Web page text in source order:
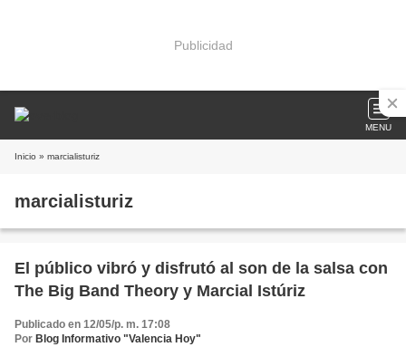
Publicidad
MENU
Inicio » marcialisturiz
marcialisturiz
El público vibró y disfrutó al son de la salsa con
The Big Band Theory y Marcial Istúriz
Publicado en 12/05/p. m. 17:08
Por Blog Informativo "Valencia Hoy"